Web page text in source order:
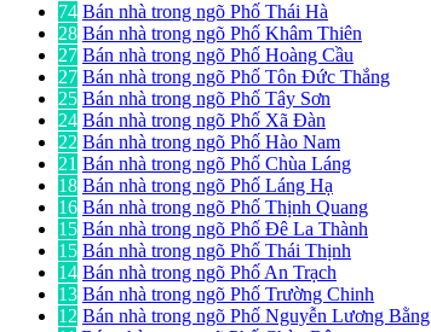
74 Bán nhà trong ngõ Phố Thái Hà
28 Bán nhà trong ngõ Phố Khâm Thiên
27 Bán nhà trong ngõ Phố Hoàng Cầu
27 Bán nhà trong ngõ Phố Tôn Đức Thắng
25 Bán nhà trong ngõ Phố Tây Sơn
24 Bán nhà trong ngõ Phố Xã Đàn
22 Bán nhà trong ngõ Phố Hào Nam
21 Bán nhà trong ngõ Phố Chùa Láng
18 Bán nhà trong ngõ Phố Láng Hạ
16 Bán nhà trong ngõ Phố Thịnh Quang
15 Bán nhà trong ngõ Phố Đê La Thành
15 Bán nhà trong ngõ Phố Thái Thịnh
14 Bán nhà trong ngõ Phố An Trạch
13 Bán nhà trong ngõ Phố Trường Chinh
12 Bán nhà trong ngõ Phố Nguyễn Lương Bằng